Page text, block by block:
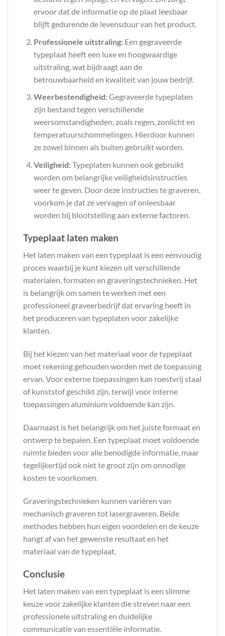
ervoor dat de informatie op de plaat leesbaar
blijft gedurende de levensduur van het product.
Professionele uitstraling:Een gegraveerde
typeplaat heeft een luxe en hoogwaardige
uitstraling, wat bijdraagt aan de
betrouwbaarheid en kwaliteit van jouw bedrijf.
Weerbestendigheid:Gegraveerde typeplaten
zijn bestand tegen verschillende
weersomstandigheden, zoals regen, zonlicht en
temperatuurschommelingen. Hierdoor kunnen
ze zowel binnen als buiten gebruikt worden.
Veiligheid:Typeplaten kunnen ook gebruikt
worden om belangrijke veiligheidsinstructies
weer te geven. Door deze instructies te graveren,
voorkom je dat ze vervagen of onleesbaar
worden bij blootstelling aan externe factoren.
Typeplaat laten maken
Het laten maken van een typeplaat is een eenvoudig
proces waarbij je kunt kiezen uit verschillende
materialen, formaten en graveringstechnieken. Het
is belangrijk om samen te werken met een
professioneel graveerbedrijf dat ervaring heeft in
het produceren van typeplaten voor zakelijke
klanten.
Bij het kiezen van het materiaal voor de typeplaat
moet rekening gehouden worden met de toepassing
ervan. Voor externe toepassingen kan roestvrij staal
of kunststof geschikt zijn, terwijl voor interne
toepassingen aluminium voldoende kan zijn.
Daarnaast is het belangrijk om het juiste formaat en
ontwerp te bepalen. Een typeplaat moet voldoende
ruimte bieden voor alle benodigde informatie, maar
tegelijkertijd ook niet te groot zijn om onnodige
kosten te voorkomen.
Graveringstechnieken kunnen variëren van
mechanisch graveren tot lasergraveren. Beide
methodes hebben hun eigen voordelen en de keuze
hangt af van het gewenste resultaat en het
materiaal van de typeplaat.
Conclusie
Het laten maken van een typeplaat is een slimme
keuze voor zakelijke klanten die streven naar een
professionele uitstraling en duidelijke
communicatie van essentiële informatie.